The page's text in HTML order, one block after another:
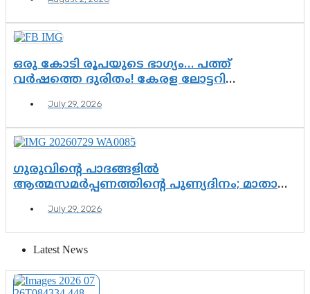
വിഷവിത്ത്: ഗോകുലം ഗോപാലൻ
ഒരു കോടി രൂപയുടെ ഭാഗ്യം… പത്ത്
വർഷത്തെ ദുരിതം! കേരള ലോട്ടറി
പോരാട്ടംJuly 29, 2026
ഗുരുവിന്റെ പാദങ്ങളിൽ
ആത്മസമർപ്പണത്തിന്റെ പുണ്യദിനം; മാതാ
ഗുരുപൂർണിമ ആഘോഷം
July 29, 2026
Latest News